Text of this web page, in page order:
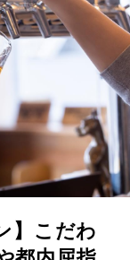
】こだわ